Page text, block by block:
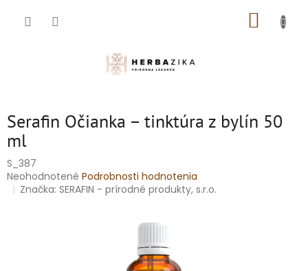
Serafin Očianka – tinktúra z bylín 50
ml
S_387
Priemerné
hodnotenie
Neohodnotené Podrobnosti hodnotenia
Značka:SERAFIN - prírodné produkty, s.r.o.